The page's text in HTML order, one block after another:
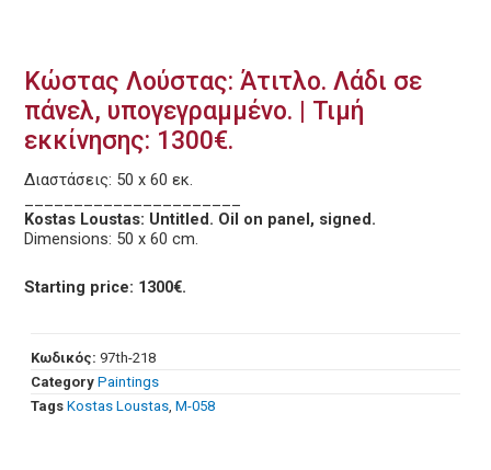
Κώστας Λούστας: Άτιτλο. Λάδι σε
πάνελ, υπογεγραμμένο. | Τιμή
εκκίνησης: 1300€.
Διαστάσεις: 50 x 60 εκ.
Kostas Loustas: Untitled. Oil on panel, signed.
Dimensions: 50 x 60 cm.
Starting price: 1300€.
Κωδικός: 97th-218
Category Paintings
Tags Kostas Loustas Μ-058